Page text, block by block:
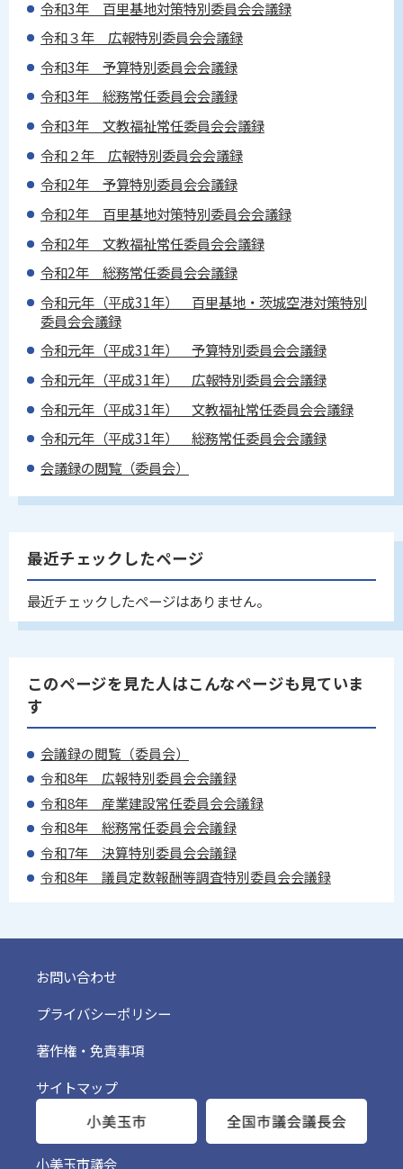
令和3年 百里基地対策特別委員会会議録
令和３年 広報特別委員会会議録
令和3年 予算特別委員会会議録
令和3年 総務常任委員会会議録
令和3年 文教福祉常任委員会会議録
令和２年 広報特別委員会会議録
令和2年 予算特別委員会会議録
令和2年 百里基地対策特別委員会会議録
令和2年 文教福祉常任委員会会議録
令和2年 総務常任委員会会議録
令和元年（平成31年） 百里基地・茨城空港対策特別
委員会会議録
令和元年（平成31年） 予算特別委員会会議録
令和元年（平成31年） 広報特別委員会会議録
令和元年（平成31年） 文教福祉常任委員会会議録
令和元年（平成31年） 総務常任委員会会議録
会議録の閲覧（委員会）
最近チェックしたページ
最近チェックしたページはありません。
このページを見た人はこんなページも見ていま
す
会議録の閲覧（委員会）
令和8年 広報特別委員会会議録
令和8年 産業建設常任委員会会議録
令和8年 総務常任委員会会議録
令和7年 決算特別委員会会議録
令和8年 議員定数報酬等調査特別委員会会議録
小美玉市議会
お問い合わせ
プライバシーポリシー
著作権・免責事項
サイトマップ